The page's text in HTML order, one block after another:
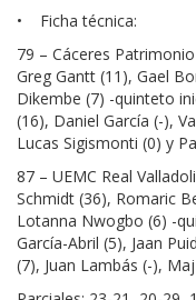
• Ficha técnica:
79 – Cáceres
Greg Gantt (11), Gael
Dikembe (7) -quinteto
(16), Daniel García (-),
Lucas Sigismonti (0) y
87 – UEMC Real
Schmidt (36), Romaric
Lotanna Nwogbo (6) -
García-Abril (5), Jaan
(7), Juan Lambás (-),